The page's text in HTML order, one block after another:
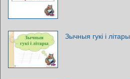
Зычныя гукі і літары